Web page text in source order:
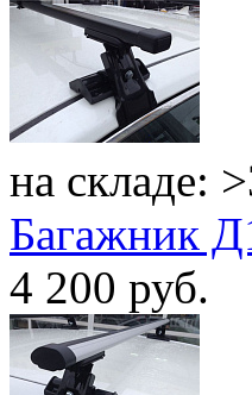
на складе:
Багажник
4 200 руб.